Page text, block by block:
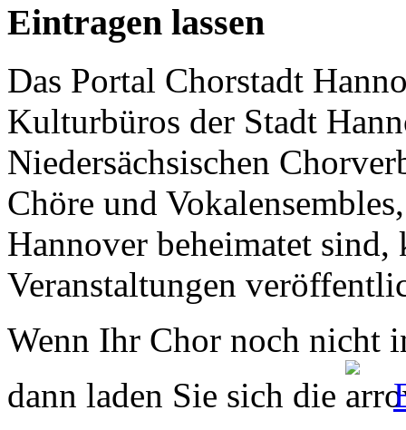
Eintragen lassen
Das Portal Chorstadt
Kulturbüros der Stadt
Niedersächsischen
Chöre und
Hannover beheimatet sind,
Veranstaltungen
Wenn Ihr Chor noch nicht
dann laden Sie sich die